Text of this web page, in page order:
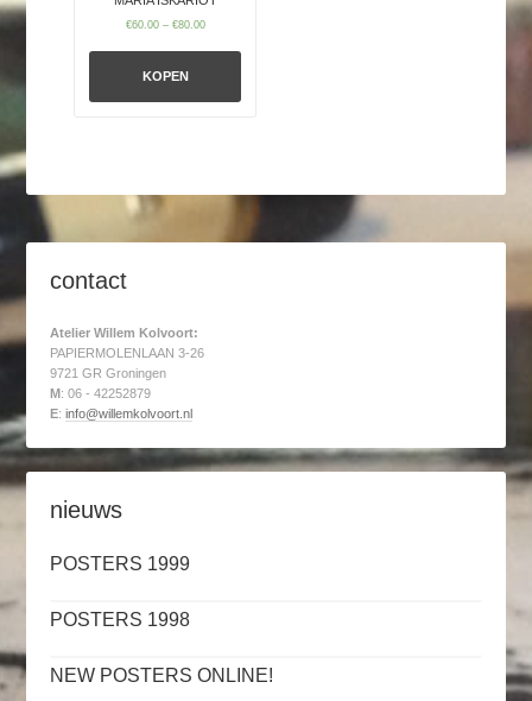
€60.00– €80.00
KOPEN
contact
Atelier Willem Kolvoort:
PAPIERMOLENLAAN 3-26
9721 GR Groningen
M : 06 - 42252879
E:info@willemkolvoort.nl
nieuws
POSTERS 1999
POSTERS 1998
NEW POSTERS ONLINE!